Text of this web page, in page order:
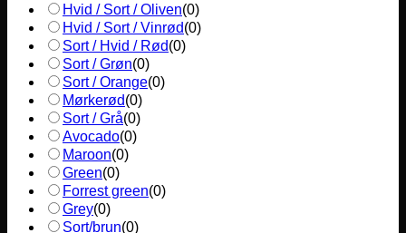
Hvid / Sort / Oliven(0)
Hvid / Sort / Vinrød(0)
Sort / Hvid / Rød(0)
Sort / Grøn(0)
Sort / Orange(0)
Mørkerød(0)
Sort / Grå(0)
Avocado(0)
Maroon(0)
Green(0)
Forrest green(0)
Grey(0)
Sort/brun(0)